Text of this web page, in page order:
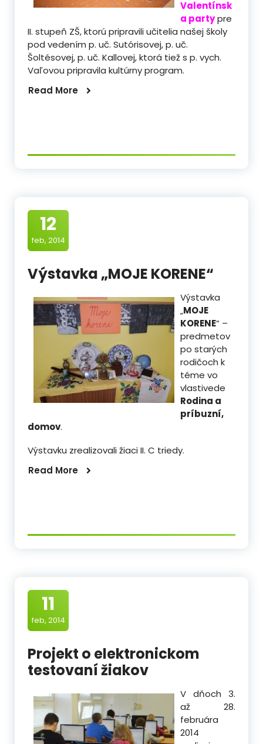
Valentínsk
a partypre
II. stupeň ZŠ, ktorú pripravili učitelia našej školy
pod vedením p. uč. Sutórisovej, p. uč.
Šoltésovej, p. uč. Kallovej, ktorá tiež s p. vych.
Vaľovou pripravila kultúrny program.
Read More
12
feb, 2014
Výstavka „MOJE KORENE“
Výstavka
„MOJE
KORENE“ –
predmetov
po starých
rodičoch k
téme vo
vlastivede
Rodina a
príbuzní,
domov.
Výstavku zrealizovali žiaci II. C triedy.
Read More
11
feb, 2014
Projekt o elektronickom
testovaní žiakov
V dňoch 3.
až 28.
februára
2014